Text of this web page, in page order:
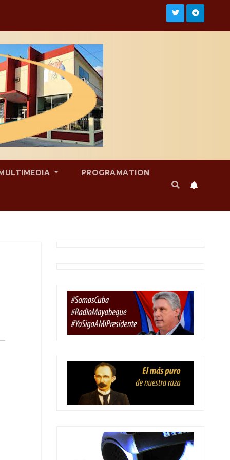
PROGRAMATION